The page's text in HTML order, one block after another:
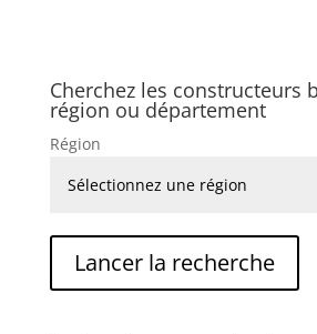
Cherchez les constructeurs
région ou département
Région